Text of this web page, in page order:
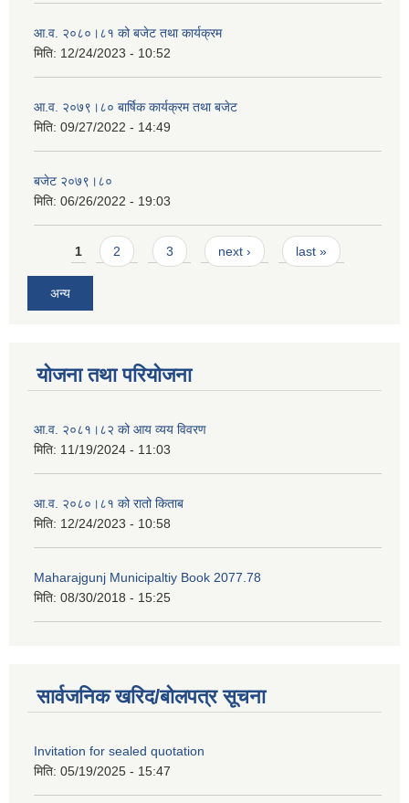
आ.व. २०८०।८१ को बजेट तथा कार्यक्रम
मिति: 12/24/2023 - 10:52
आ.व. २०७९।८० बार्षिक कार्यक्रम तथा बजेट
मिति: 09/27/2022 - 14:49
बजेट २०७९।८०
मिति: 06/26/2022 - 19:03
Pages
1 2 3 next › last »
अन्य
योजना तथा परियोजना
आ.व. २०८१।८२ को आय व्यय विवरण
मिति: 11/19/2024 - 11:03
आ.व. २०८०।८१ को रातो किताब
मिति: 12/24/2023 - 10:58
Maharajgunj Municipaltiy Book 2077.78
मिति: 08/30/2018 - 15:25
सार्वजनिक खरिद/बोलपत्र सूचना
Invitation for sealed quotation
मिति: 05/19/2025 - 15:47